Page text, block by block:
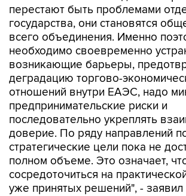
перестают быть проблемами
государства, они становятся
всего объединения. Именно
необходимо своевременно
возникающие барьеры,
деградацию торгово-
отношений внутри ЕАЭС, надо
предпринимательские риски и
последовательно укреплять
доверие. По ряду направлений
стратегические цели пока не
полном объеме. Это означает,
сосредоточиться на
уже принятых решений", -